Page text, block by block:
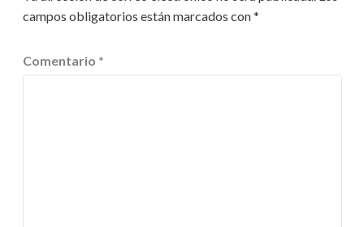
campos obligatorios están marcados con*
Comentario *